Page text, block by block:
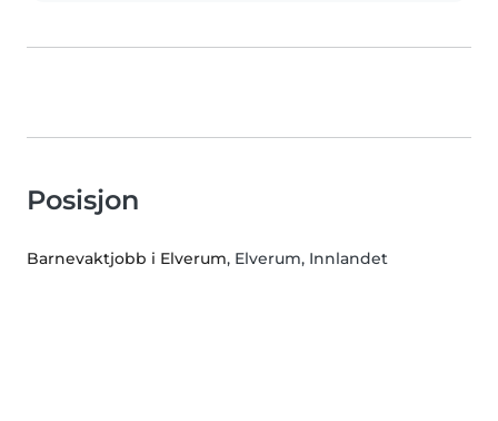
Posisjon
Barnevaktjobb i Elverum, Elverum, Innlandet